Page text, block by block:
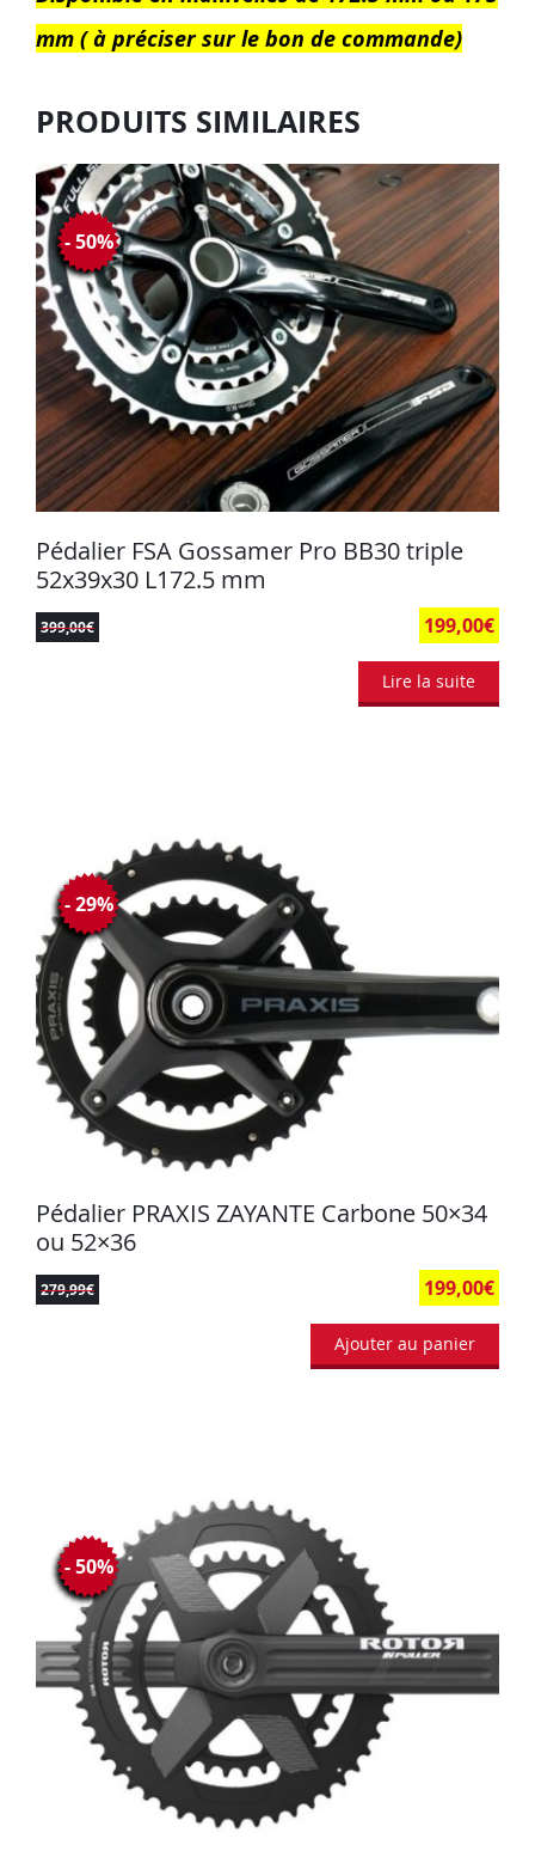
mm ( à préciser sur le bon de commande)
PRODUITS SIMILAIRES
Pédalier FSA Gossamer Pro BB30 triple
52x39x30 L172.5 mm
399,00€ 199,00€
- 50%
Lire la suite
Pédalier PRAXIS ZAYANTE Carbone 50×34
ou 52×36
279,99€ 199,00€
- 29%
Ajouter au panier
- 50%